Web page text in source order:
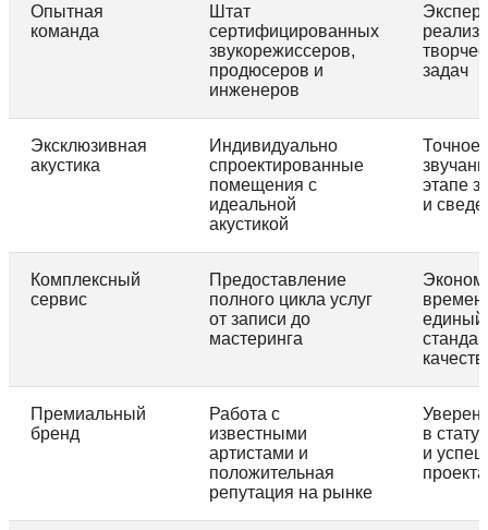
Опытная
команда
Штат
сертифицированных
звукорежиссеров,
продюсеров и
инженеров
задач
Эксклюзивная
акустика
Индивидуально
спроектированные
помещения с
идеальной
акустикой
Точное
этапе
и
Комплексный
сервис
Предоставление
полного цикла услуг
от записи до
мастеринга
единый
Премиальный
бренд
Работа с
известными
артистами и
положительная
репутация на рынке
в
и
проекта